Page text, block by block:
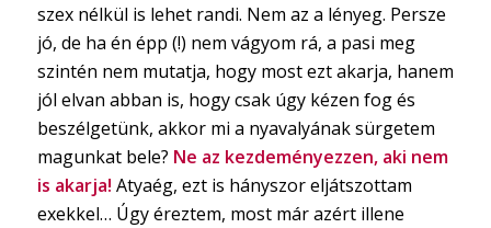
szex nélkül is lehet randi. Nem az a lényeg. Persze
jó, de ha én épp (!) nem vágyom rá, a pasi meg
szintén nem mutatja, hogy most ezt akarja, hanem
jól elvan abban is, hogy csak úgy kézen fog és
beszélgetünk, akkor mi a nyavalyának sürgetem
magunkat bele? Ne az kezdeményezzen, aki nem
is akarja! Atyaég, ezt is hányszor eljátszottam
exekkel… Úgy éreztem, most már azért illene